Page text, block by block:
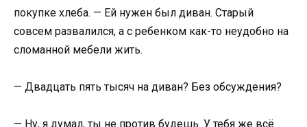
покупке хлеба. — Ей нужен был диван. Старый
совсем развалился, а с ребенком как-то неудобно на
сломанной мебели жить.
— Двадцать пять тысяч на диван? Без обсуждения?
— Ну, я думал, ты не против будешь. У тебя же всё